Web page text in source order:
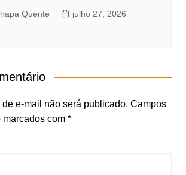
Quente
julho 27, 2026
e-mail não será publicado. Campos
com *